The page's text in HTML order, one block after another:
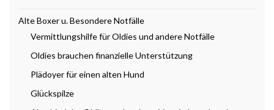
Alte Boxer u. Besondere Notfälle
Vermittlungshilfe für Oldies und andere Notfälle
Oldies brauchen finanzielle Unterstützung
Plädoyer für einen alten Hund
Glückspilze